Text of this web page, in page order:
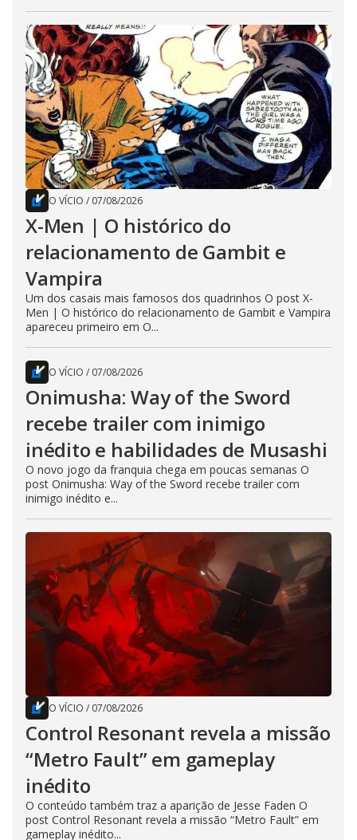
O VÍCIO / 07/08/2026
X-Men | O histórico do
relacionamento de Gambit e
Vampira
Um dos casais mais famosos dos quadrinhos O post X-
Men | O histórico do relacionamento de Gambit e Vampira
apareceu primeiro em O...
O VÍCIO / 07/08/2026
Onimusha: Way of the Sword
recebe trailer com inimigo
inédito e habilidades de Musashi
O novo jogo da franquia chega em poucas semanas O
post Onimusha: Way of the Sword recebe trailer com
inimigo inédito e...
O VÍCIO / 07/08/2026
Control Resonant revela a missão
“Metro Fault” em gameplay
inédito
O conteúdo também traz a aparição de Jesse Faden O
post Control Resonant revela a missão “Metro Fault” em
gameplay inédito...